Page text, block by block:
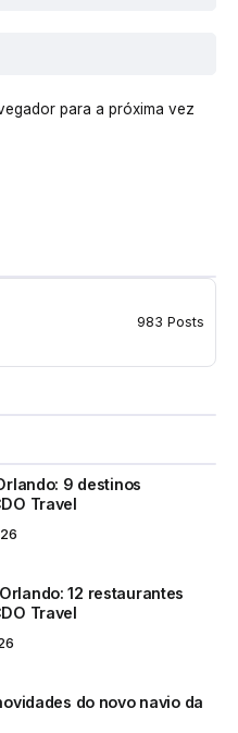
para a próxima vez
983 Posts
9 destinos
Travel
12 restaurantes
Travel
do novo navio da